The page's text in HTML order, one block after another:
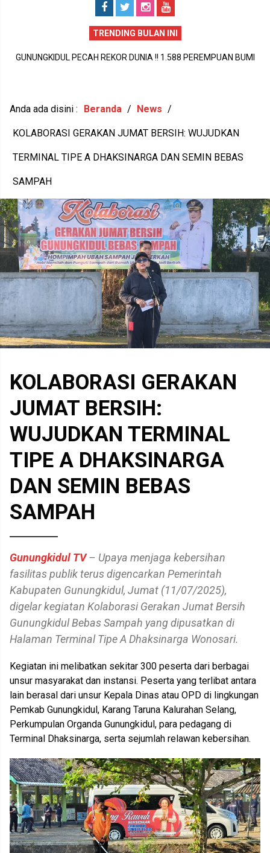
TRENDING BULAN INI
GUNUNGKIDUL PECAH REKOR DUNIA !! 1.588 PEREMPUAN BUMI
Anda ada disini : Beranda / News /
KOLABORASI GERAKAN JUMAT BERSIH: WUJUDKAN
TERMINAL TIPE A DHAKSINARGA DAN SEMIN BEBAS
SAMPAH
KOLABORASI GERAKAN
JUMAT BERSIH:
WUJUDKAN TERMINAL
TIPE A DHAKSINARGA
DAN SEMIN BEBAS
SAMPAH
Gunungkidul TV– Upaya menjaga kebersihan
fasilitas publik terus digencarkan Pemerintah
Kabupaten Gunungkidul, Jumat (11/07/2025),
digelar kegiatan Kolaborasi Gerakan Jumat Bersih
Gunungkidul Bebas Sampah yang dipusatkan di
Halaman Terminal Tipe A Dhaksinarga Wonosari.
Kegiatan ini melibatkan sekitar 300 peserta dari berbagai
unsur masyarakat dan instansi. Peserta yang terlibat antara
lain berasal dari unsur Kepala Dinas atau OPD di lingkungan
Pemkab Gunungkidul, Karang Taruna Kalurahan Selang,
Perkumpulan Organda Gunungkidul, para pedagang di
Terminal Dhaksinarga, serta sejumlah relawan kebersihan.